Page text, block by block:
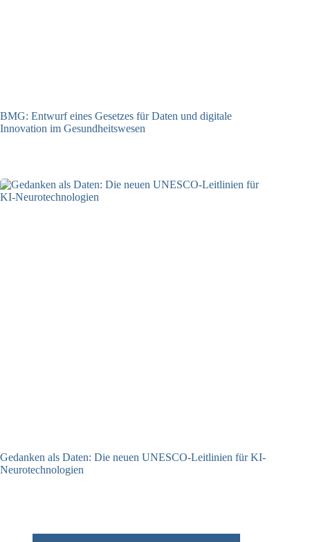
BMG: Entwurf eines Gesetzes für Daten und digitale
Innovation im Gesundheitswesen
Gedanken als Daten: Die neuen UNESCO-Leitlinien für KI-
Neurotechnologien